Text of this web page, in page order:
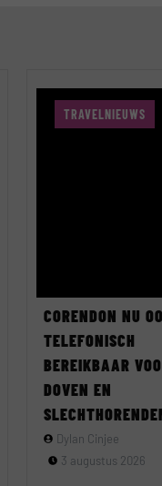
TRAVELNIEUWS
CORENDON NU
TELEFONISCH
BEREIKBAAR
DOVEN EN
Dylan Cinjee
3 augustus 2026